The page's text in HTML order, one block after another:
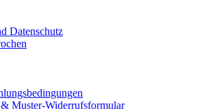
Datenschutz
Muster-Widerrufsformular